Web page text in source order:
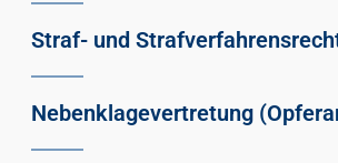
Straf- und
Nebenklagevertretung